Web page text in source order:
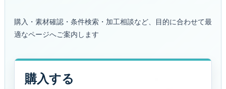
購入・素材確認・条件検索・加工相談など、目的に合わせて最
適なページへご案内します
購入する